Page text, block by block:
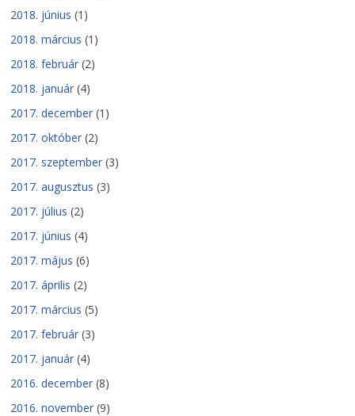
2018. június (1)
2018. március (1)
2018. február (2)
2018. január (4)
2017. december (1)
2017. október (2)
2017. szeptember (3)
2017. augusztus (3)
2017. július (2)
2017. június (4)
2017. május (6)
2017. április (2)
2017. március (5)
2017. február (3)
2017. január (4)
2016. december (8)
2016. november (9)